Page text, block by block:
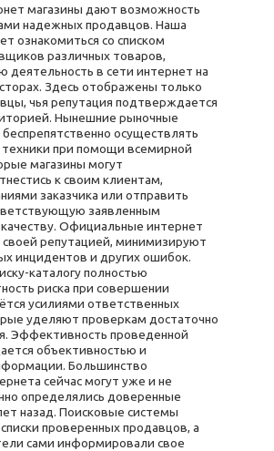
магазины дают возможность
надежных продавцов. Наша
ознакомиться со списком
различных товаров,
деятельность в сети интернет на
Здесь отображены только
чья репутация подтверждается
Нынешние рыночные
осуществлять
при помощи всемирной
магазины могут
к своим клиентам,
заказчика или отправить
заявленным
Официальные интернет
своей репутацией, минимизируют
инцидентов и других ошибок.
каталогу полностью
риска при совершении
усилиями ответственных
уделяют проверкам достаточно
Эффективность проведенной
объективностью и
Большинство
сейчас могут уже и не
определялись доверенные
назад. Поисковые системы
проверенных продавцов, а
сами информировали свое